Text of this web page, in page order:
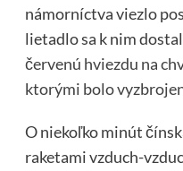
námorníctva viezlo
lietadlo sa k nim
červenú hviezdu na
ktorými bolo
O niekoľko minút
raketami vzduch-